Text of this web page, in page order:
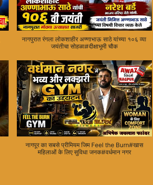
नागपुरात रंगला लोकशाहीर अण्णाभाऊ साठे यांच्या १०६ व्या
जयंतीचा सोहळा#दीक्षाभूमी चौक
नागपूर का सबसे प्रीमियम जिम Feel the Burn#खास
महिलाओं के लिए सुविधा जनक#वर्धमान नगर